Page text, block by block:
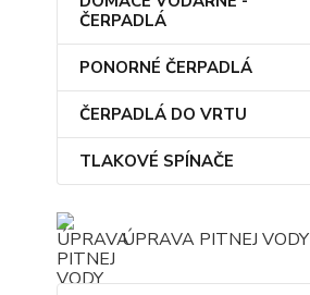
ČERPADLÁ
PONORNÉ ČERPADLÁ
ČERPADLÁ DO VRTU
TLAKOVÉ SPÍNAČE
ÚPRAVA PITNEJ VODY